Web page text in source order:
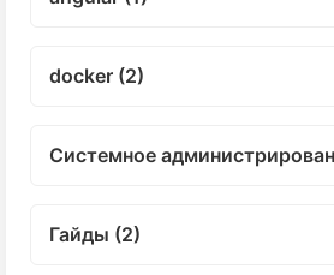
docker (2)
Системное
Гайды (2)